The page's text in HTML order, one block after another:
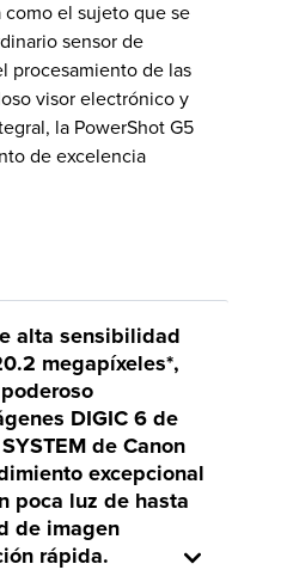
el sujeto que se
sensor de
procesamiento de las
visor electrónico y
la PowerShot G5
de excelencia
alta sensibilidad
megapíxeles*,
DIGIC 6 de
de Canon
excepcional
poca luz de hasta
de imagen
rápida.